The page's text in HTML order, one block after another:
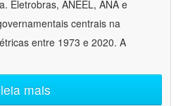
Eletrobras, ANEEL, ANA e
centrais na
entre 1973 e 2020. A
leia mais